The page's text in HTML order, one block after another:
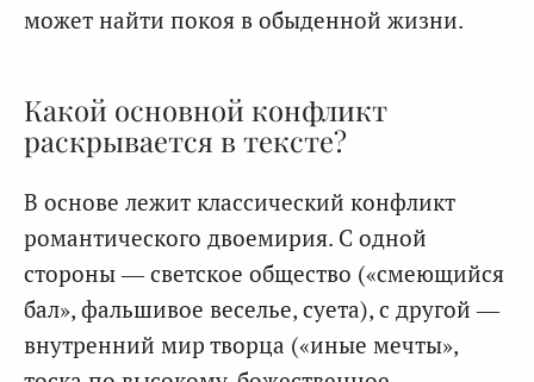
может найти покоя в обыденной жизни.
Какой основной конфликт
раскрывается в тексте?
В основе лежит классический конфликт
романтического двоемирия. С одной
стороны — светское общество («смеющийся
бал», фальшивое веселье, суета), с другой —
внутренний мир творца («иные мечты»,